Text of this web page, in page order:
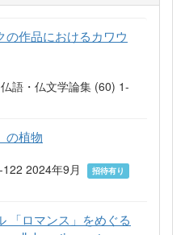
の作品におけるカワウ
語・仏文学論集 (60) 1-
の植物
2024年9月
招待有り
「ロマンス」をめぐる